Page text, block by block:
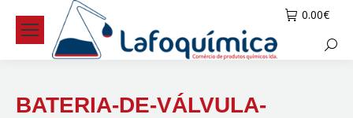
0.00€
BATERIA-DE-VÁLVULA-